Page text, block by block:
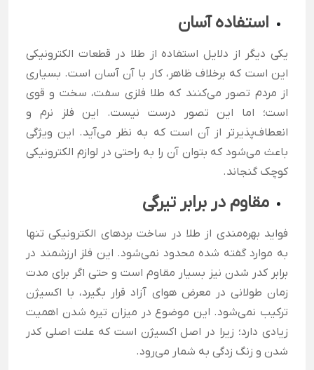
استفاده آسان
یکی دیگر از دلایل استفاده از طلا در قطعات الکترونیکی
این است که برخلاف ظاهر، کار با آن آسان است. بسیاری
از مردم تصور می‌کنند که طلا فلزی سفت، سخت و قوی
است؛ اما این تصور درست نیست. این فلز نرم و
انعطاف‌پذیرتر از آن است که به نظر می‌آید. این ویژگی
باعث می‌شود که بتوان آن را به راحتی در لوازم الکترونیکی
کوچک گنجاند.
مقاوم در برابر تیرگی
فواید بهره‌مندی از طلا در ساخت بردهای الکترونیکی تنها
به موارد گفته شده محدود نمی‌شود. این فلز ارزشمند در
برابر کدر شدن نیز بسیار مقاوم است و حتی اگر برای مدت
زمان طولانی در معرض هوای آزاد قرار بگیرد، با اکسیژن
ترکیب نمی‌شود. این موضوع در میزان تیره شدن اهمیت
زیادی دارد؛ زیرا در اصل اکسیژن است که علت اصلی کدر
شدن و زنگ زدگی به شمار می‌رود.